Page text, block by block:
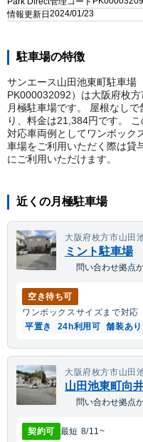
情報更新日2024/01/23
駐車場の特徴
サンエース山田池東町駐車場
PK000032092）は大阪府枚
月極駐車場です。 屋根なし
り、料金は21,384円です。
対応車両例としてワンボック
車場をご利用いただく際は貸
にご利用いただけます。
近くの月極駐車場
大阪府枚方市山田
ミント駐車場
問い合わせ拠点
空き待ち可
ワンボックス サイズまで対応
平置き
24h利用可 舗装あり
大阪府枚方市山田
山田池東町向
問い合わせ拠点
契約可 最短 8/11~